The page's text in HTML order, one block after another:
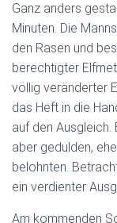
Ganz anders
Minuten. Die
den Rasen und
berechtigter
völlig veränderter
das Heft in die
auf den
aber gedulden,
belohnten.
ein verdienter
Am kommenden